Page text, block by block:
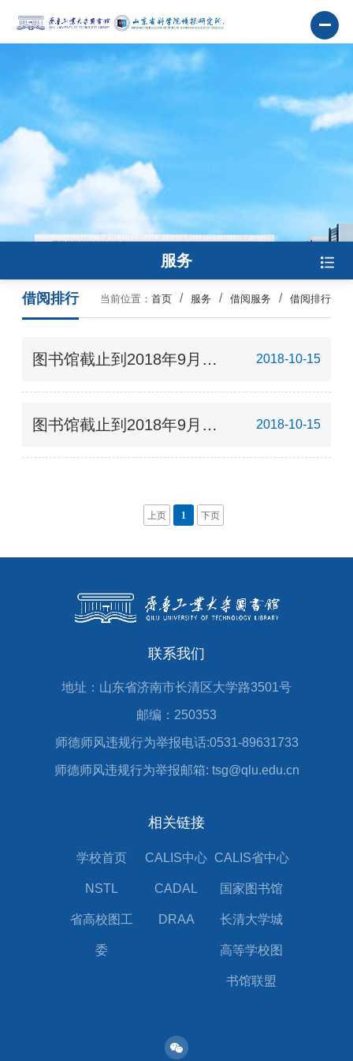
服务
当前位置：首页 服务 借阅服务 借阅排行
借阅排行
2018-10-15
图书馆截止到2018年9月读
2018-10-15
图书馆截止到2018年9月
上页 1 下页
联系我们
地址：山东省济南市长清区大学路3501号
邮编：250353
师德师风违规行为举报电话:0531-89631733
师德师风违规行为举报邮箱: tsg@qlu.edu.cn
相关链接
学校首页 CALIS中心 CALIS省中心
NSTL CADAL 国家图书馆
省高校图工
委
DRAA 长清大学城
高等学校图
书馆联盟